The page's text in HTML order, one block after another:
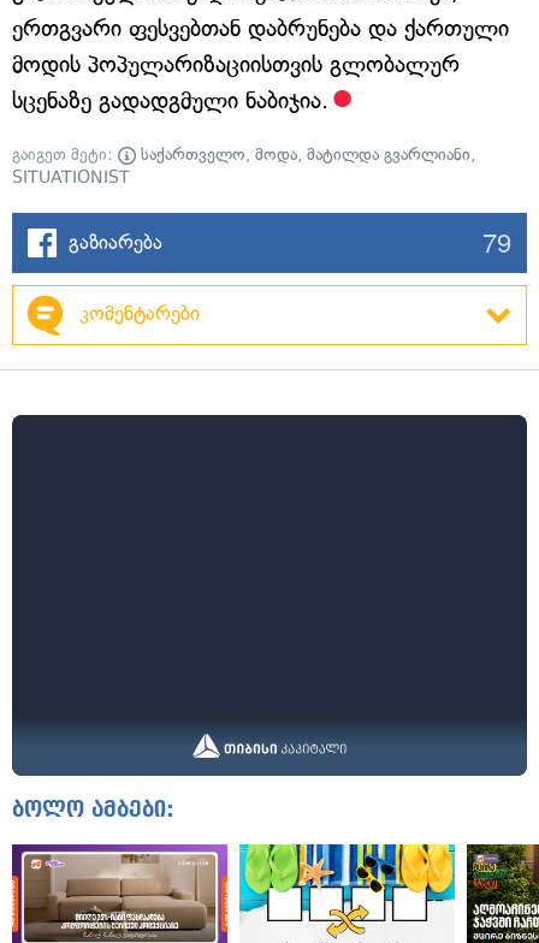
ერთგვარი ფესვებთან დაბრუნება და ქართული
მოდის პოპულარიზაციისთვის გლობალურ
სცენაზე გადადგმული ნაბიჯია.
გაიგეთ მეტი: საქართველო, მოდა, მატილდა გვარლიანი,
SITUATIONIST
გაზიარება 79
კომენტარები
ბოლო ამბები: